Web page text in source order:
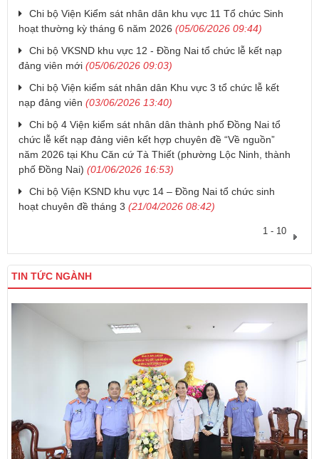
Chi bộ Viện Kiểm sát nhân dân khu vực 11 Tổ chức Sinh
hoạt thường kỳ tháng 6 năm 2026 (05/06/2026 09:44)
Chi bộ VKSND khu vực 12 - Đồng Nai tổ chức lễ kết nạp
đảng viên mới (05/06/2026 09:03)
Chi bộ Viện kiểm sát nhân dân Khu vực 3 tổ chức lễ kết
nạp đảng viên (03/06/2026 13:40)
Chi bộ 4 Viện kiểm sát nhân dân thành phố Đồng Nai tổ
chức lễ kết nạp đảng viên kết hợp chuyên đề “Về nguồn”
năm 2026 tại Khu Căn cứ Tà Thiết (phường Lộc Ninh, thành
phố Đồng Nai) (01/06/2026 16:53)
Chi bộ Viện KSND khu vực 14 – Đồng Nai tổ chức sinh
hoạt chuyên đề tháng 3 (21/04/2026 08:42)
1 - 10
TIN TỨC NGÀNH